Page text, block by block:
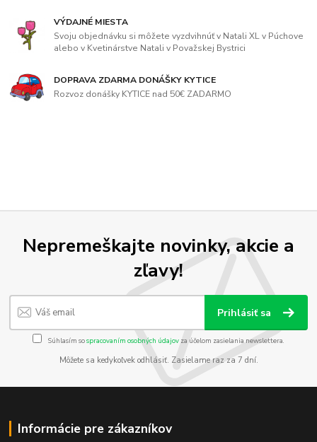
VÝDAJNÉ MIESTA
Svoju objednávku si môžete vyzdvihnúť v Natali XL v Púchove
alebo v Kvetinárstve Natali v Považskej Bystrici
DOPRAVA ZDARMA DONÁŠKY KYTICE
Rozvoz donášky KYTICE nad 50€ ZADARMO
Nepremeškajte novinky, akcie a
zľavy!
Prihlásiť sa
Súhlasím sospracovaním osobných údajov za účelom zasielania newslettera.
Môžete sa kedykoľvek odhlásiť. Zasielame raz za 7 dní.
Informácie pre zákazníkov